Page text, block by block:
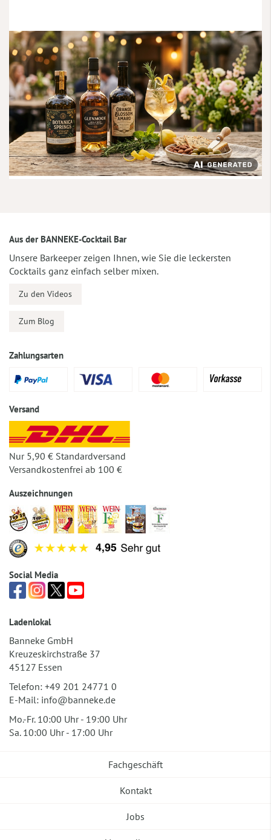
Aus der BANNEKE-Cocktail Bar
Unsere Barkeeper zeigen Ihnen, wie Sie die leckersten
Cocktails ganz einfach selber mixen.
Zu den Videos
Zum Blog
Zahlungsarten
Versand
Nur 5,90 € Standardversand
Versandkostenfrei ab 100 €
Auszeichnungen
Social Media
Ladenlokal
Banneke GmbH
Kreuzeskirchstraße 37
45127 Essen
Telefon: +49 201 24771 0
E-Mail: info@banneke.de
Mo.-Fr. 10:00 Uhr - 19:00 Uhr
Sa. 10:00 Uhr - 17:00 Uhr
Fachgeschäft
Kontakt
Jobs